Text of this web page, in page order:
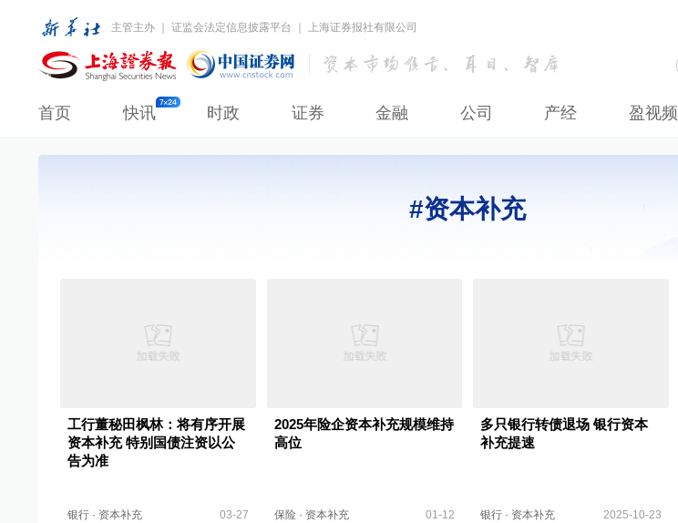
主管主办 ｜ 证监会法定信息披露平台 ｜ 上海证券报社有限公司
首页 快讯 时政 证券 金融 公司 产经 盈视频
#资本补充
工行董秘田枫林：将有序开展
资本补充 特别国债注资以公
告为准
银行 · 资本补充 03-27
2025年险企资本补充规模维持
高位
保险· 资本补充 01-12
多只银行转债退场 银行资本
补充提速
银行 · 资本补充 2025-10-23